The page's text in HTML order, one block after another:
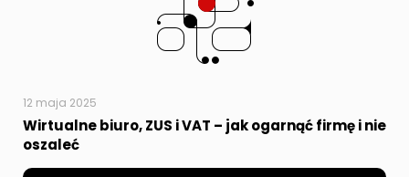
12 maja 2025
Wirtualne biuro, ZUS i VAT – jak ogarnąć firmę i nie
oszaleć